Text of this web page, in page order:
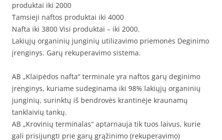
produktai iki 2000
Tamsieji naftos produktai iki 4000
Nafta iki 3800 Visi produktai – iki 2000.
Lakiųjų organinių junginių utilizavimo priemonės Deginimo
įrenginys. Garų rekuperavimo sistema.
AB „Klaipėdos nafta“ terminale yra naftos garų deginimo
įrenginys, kuriame sudeginama iki 98% lakiųjų organinių
junginių, surinktų iš bendrovės krantinėje kraunamų
tanklaivių tankų.
AB „Krovinių terminalas“ aptarnauja tik tuos laivus, kurie
gali prisijungti prie garų grąžinimo (rekuperavimo)